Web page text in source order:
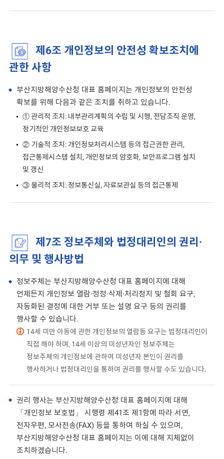
제6조 개인정보의 안전성 확보조치에
관한 사항
부산지방해양수산청 대표 홈페이지는 개인정보의 안전성
확보를 위해 다음과 같은 조치를 취하고 있습니다.
① 관리적 조치: 내부관리계획의 수립 및 시행, 전담조직 운영,
정기적인 개인정보보호 교육
② 기술적 조치: 개인정보처리시스템 등의 접근권한 관리,
접근통제시스템 설치, 개인정보의 암호화, 보안프로그램 설치
및 갱신
③ 물리적 조치: 정보통신실, 자료보관실 등의 접근통제
제7조 정보주체와 법정대리인의 권리·
의무 및 행사방법
정보주체는 부산지방해양수산청 대표 홈페이지에 대해
언제든지 개인정보 열람·정정·삭제·처리정지 및 철회 요구,
자동화된 결정에 대한 거부 또는 설명 요구 등의 권리를
행사할 수 있습니다.
14세 미만 아동에 관한 개인정보의 열람등 요구는 법정대리인이
직접 해야 하며, 14세 이상의 미성년자인 정보주체는
정보주체의 개인정보에 관하여 미성년자 본인이 권리를
행사하거나 법정대리인을 통하여 권리를 행사할 수도 있습니다.
권리 행사는 부산지방해양수산청 대표 홈페이지에 대해
「개인정보 보호법」 시행령 제41조 제1항에 따라 서면,
전자우편, 모사전송(FAX) 등을 통하여 하실 수 있으며,
부산지방해양수산청 대표 홈페이지는 이에 대해 지체없이
조치하겠습니다.